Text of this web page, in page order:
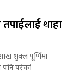
थाहा
शुक्ल पूर्णिमा
परेको